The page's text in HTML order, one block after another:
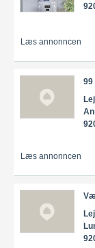
Læs annonncen
99
Læs annonncen